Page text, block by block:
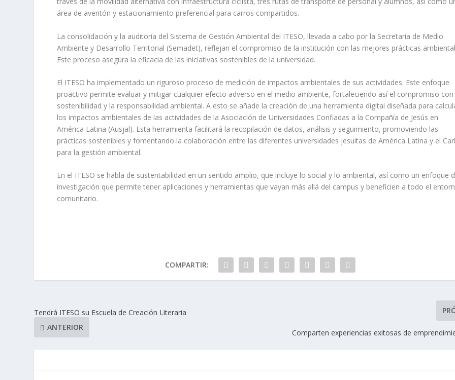
área de aventón y estacionamiento preferencial para carros compartidos.
La consolidación y la auditoría del Sistema de Gestión Ambiental del ITESO, llevada a cabo por la Secretaría de Medio
Ambiente y Desarrollo Territorial (Semadet), reflejan el compromiso de la institución con las mejores prácticas
Este proceso asegura la eficacia de las iniciativas sostenibles de la universidad.
El ITESO ha implementado un riguroso proceso de medición de impactos ambientales de sus actividades. Este enfoque
proactivo permite evaluar y mitigar cualquier efecto adverso en el medio ambiente, fortaleciendo así el compromiso con
sostenibilidad y la responsabilidad ambiental. A esto se añade la creación de una herramienta digital diseñada para
los impactos ambientales de las actividades de la Asociación de Universidades Confiadas a la Compañía de Jesús en
América Latina (Ausjal). Esta herramienta facilitará la recopilación de datos, análisis y seguimiento, promoviendo las
prácticas sostenibles y fomentando la colaboración entre las diferentes universidades jesuitas de América Latina y el
para la gestión ambiental.
En el ITESO se habla de sustentabilidad en un sentido amplio, que incluye lo social y lo ambiental, así como un enfoque
investigación que permite tener aplicaciones y herramientas que vayan más allá del campus y beneficien a todo el
comunitario.
COMPARTIR:
Tendrá ITESO su Escuela de Creación Literaria
ANTERIOR
Comparten experiencias exitosas de